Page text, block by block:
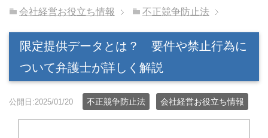
会社経営お役立ち情報
不正競争防止法
限定提供データとは？ 要件や禁止行為に
ついて弁護士が詳しく解説
公開日:2025/01/20 不正競争防止法 会社経営お役立ち情報